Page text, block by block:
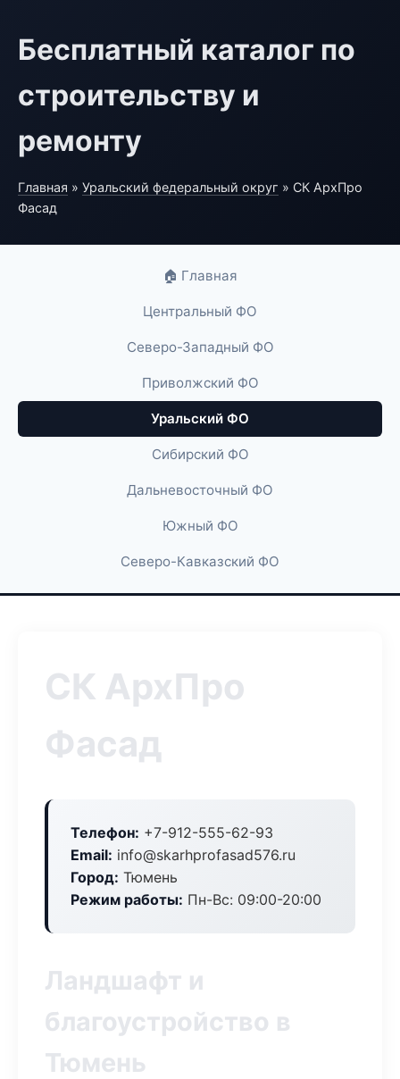
Бесплатный каталог по
строительству и
ремонту
Главная » Уральский федеральный округ » СК АрхПро
Фасад
🏠 Главная
Центральный ФО
Северо-Западный ФО
Приволжский ФО
Уральский ФО
Сибирский ФО
Дальневосточный ФО
Южный ФО
Северо-Кавказский ФО
СК АрхПро
Фасад
Телефон: +7-912-555-62-93
Email: info@skarhprofasad576.ru
Город: Тюмень
Режим работы: Пн-Вс: 09:00-20:00
Ландшафт и
благоустройство в
Тюмень